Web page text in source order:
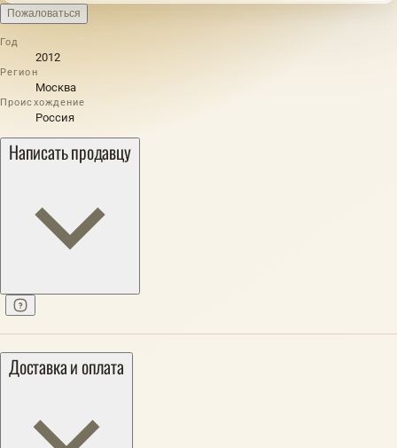
Пожаловаться
Год
2012
Регион
Москва
Происхождение
Россия
Написать продавцу
Доставка и оплата